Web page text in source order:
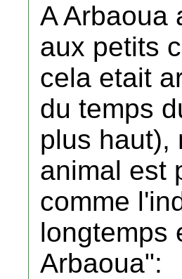
A Arbaoua
aux petits
cela etait
du temps
plus haut),
animal est
comme
longtemps
Arbaoua":